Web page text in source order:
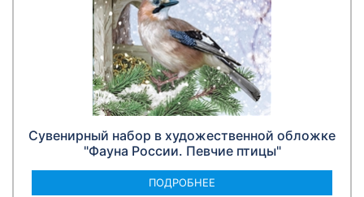
Сувенирный набор в художественной обложке
"Фауна России. Певчие птицы"
ПОДРОБНЕЕ